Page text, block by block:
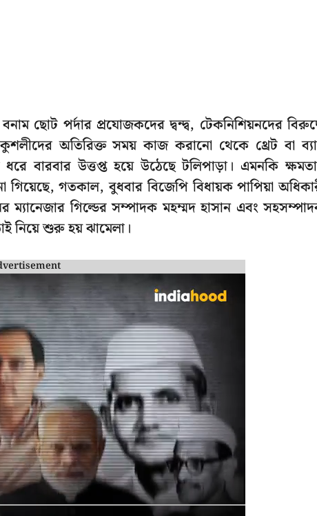
ছোট পর্দার প্রযোজকদের দ্বন্দ্ব, টেকনিশিয়নদের
অতিরিক্ত সময় কাজ করানো থেকে থ্রেট বা
বারবার উত্তপ্ত হয়ে উঠেছে টলিপাড়া। এমনকি
গতকাল, বুধবার বিজেপি বিধায়ক পাপিয়া
ম্যানেজার গিল্ডের সম্পাদক মহম্মদ হাসান এবং
নিয়ে শুরু হয় ঝামেলা।